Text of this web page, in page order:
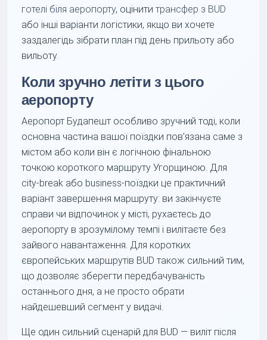
готелі біля аеропорту, оцінититрансфер з BUD
або інші варіанти логістики, якщо ви хочете
заздалегідь зібрати план під день прильоту або
вильоту.
Коли зручно летіти з цього
аеропорту
Аеропорт Будапешт особливо зручний тоді, коли
основна частина вашої поїздки пов’язана саме з
містом або коли він є логічною фінальною
точкою короткого маршруту Угорщиною. Для
city-break або business-поїздки це практичний
варіант завершення маршруту: ви закінчуєте
справи чи відпочинок у місті, рухаєтесь до
аеропорту в зрозумілому темпі і вилітаєте без
зайвого навантаження. Для коротких
європейських маршрутів BUD також сильний тим,
що дозволяє зберегти передбачуваність
останнього дня, а не просто обрати
найдешевший сегмент у видачі.
Ще один сильний сценарій для BUD — виліт після